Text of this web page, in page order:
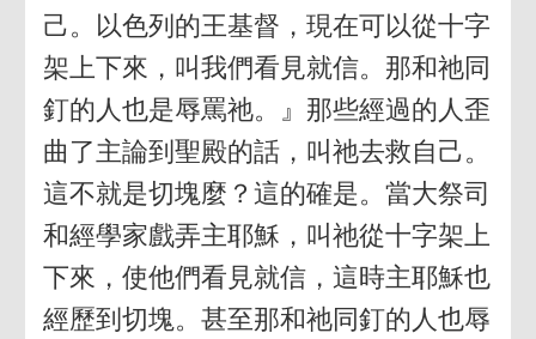
己。以色列的王基督，現在可以從十字
架上下來，叫我們看見就信。那和祂同
釘的人也是辱罵祂。』那些經過的人歪
曲了主論到聖殿的話，叫祂去救自己。
這不就是切塊麼？這的確是。當大祭司
和經學家戲弄主耶穌，叫祂從十字架上
下來，使他們看見就信，這時主耶穌也
經歷到切塊。甚至那和祂同釘的人也辱